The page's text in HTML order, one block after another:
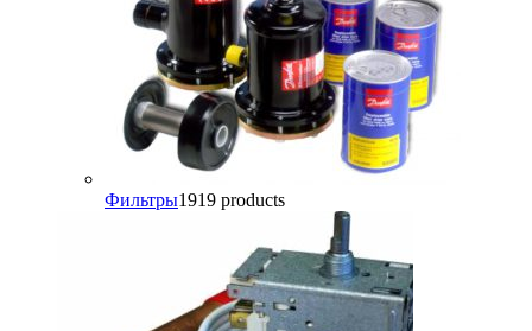
Фильтры1919 products